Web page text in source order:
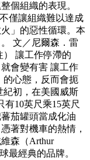
個組織的表現。
僅讓組織難以達成
」的惡性循環。本
文／尼爾森．雷
） 讓工作停滯的
會變有害 讓工作
的心態，反而會扼
紀初，在美國威斯
有10英尺乘15英尺
茄罐頭當成化油
著對機車的熱情，
森（Arthur
最經典的品牌。